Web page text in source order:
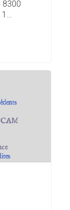
8300
1…